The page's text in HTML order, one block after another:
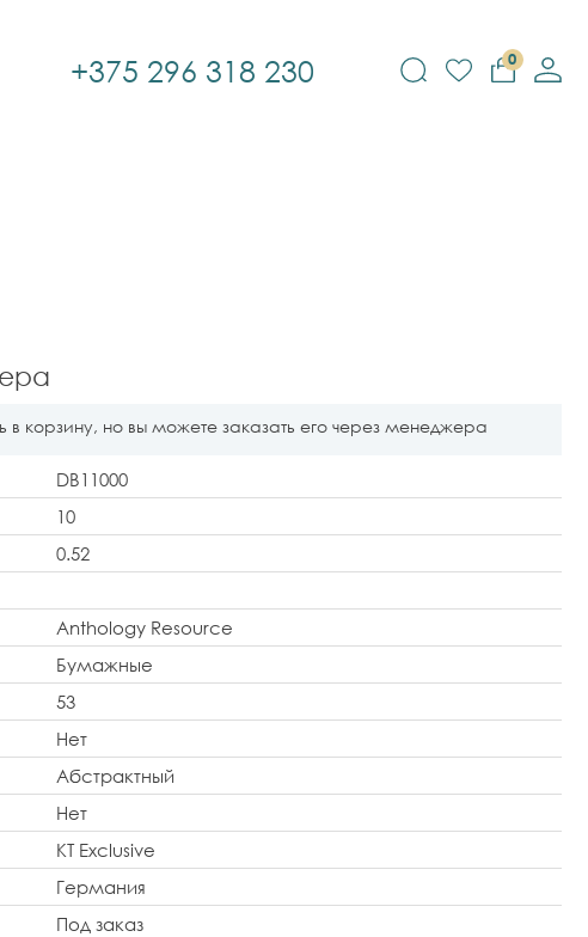
+375 296 318 230 0
в корзину, но вы можете заказать его через менеджера
DB11000
10
0.52
Anthology Resource
Бумажные
53
Нет
Абстрактный
Нет
KT Exclusive
Германия
Под заказ